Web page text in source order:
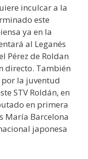
inculcar a la
este
ya en la
al Leganés
Pérez de Roldan
directo. También
por la juventud
STV Roldán, en
en primera
María Barcelona
japonesa